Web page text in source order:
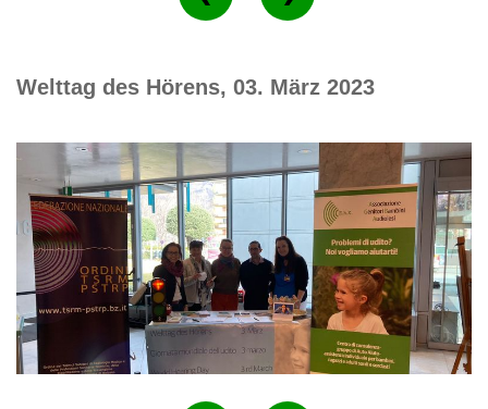
Welttag des Hörens, 03. März 2023